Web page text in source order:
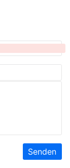
Senden